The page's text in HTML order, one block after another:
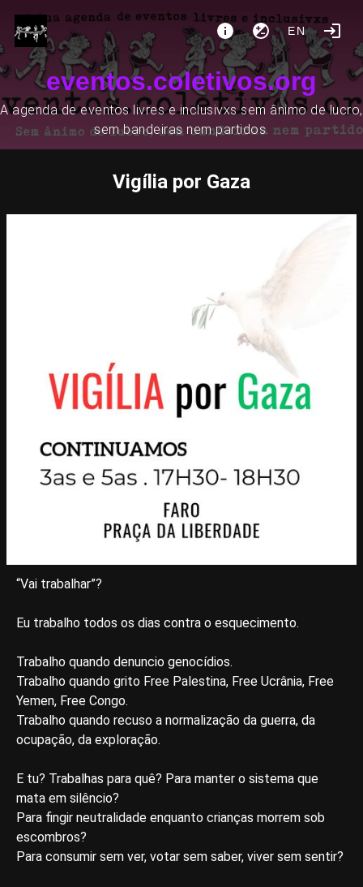
EN
eventos.coletivos.org
A agenda de eventos livres e inclusivxs sem ânimo de lucro,
sem bandeiras nem partidos.
Vigília por Gaza
“Vai trabalhar”?
Eu trabalho todos os dias contra o esquecimento.
Trabalho quando denuncio genocídios.
Trabalho quando grito Free Palestina, Free Ucrânia, Free
Yemen, Free Congo.
Trabalho quando recuso a normalização da guerra, da
ocupação, da exploração.
E tu? Trabalhas para quê? Para manter o sistema que
mata em silêncio?
Para fingir neutralidade enquanto crianças morrem sob
escombros?
Para consumir sem ver, votar sem saber, viver sem sentir?